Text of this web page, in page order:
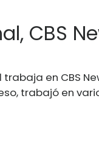
CBS
trabaja en CBS
trabajó en